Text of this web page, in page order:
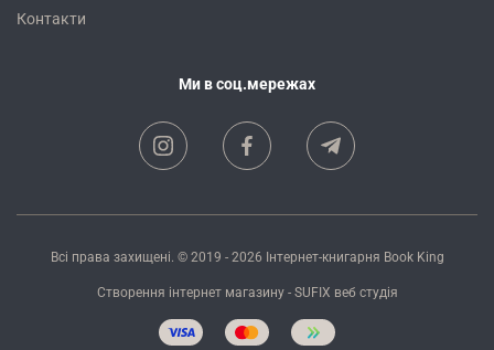
Контакти
Ми в соц.мережах
Всі права захищені. © 2019 - 2026 Інтернет-книгарня Book King
Створення інтернет магазину- SUFIX веб студія